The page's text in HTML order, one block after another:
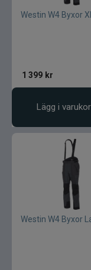
Westin W4 Byxor
1 399 kr
Lägg i
Westin W4 Byxor